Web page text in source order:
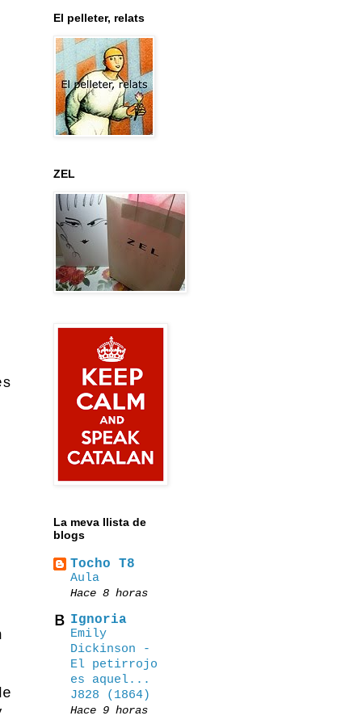
El pelleter, relats
ZEL
La meva llista de
blogs
Tocho T8
Αula
Hace 8 horas
Ignoria
Emily
Dickinson -
El petirrojo
es aquel...
J828 (1864)
Hace 9 horas